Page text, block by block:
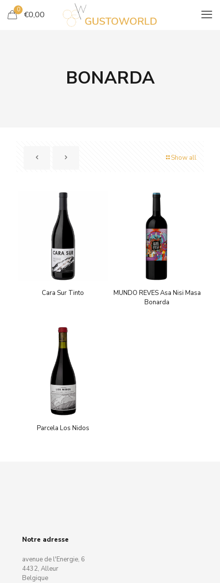
0 €0,00
BONARDA
Show all
Cara Sur Tinto
MUNDO REVES Asa Nisi Masa
Bonarda
Parcela Los Nidos
Notre adresse
avenue de l'Energie, 6
4432, Alleur
Belgique